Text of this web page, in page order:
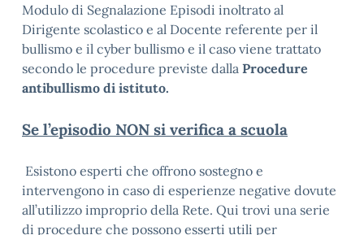
Modulo di Segnalazione Episodi inoltrato al
Dirigente scolastico e al Docente referente per il
bullismo e il cyber bullismo e il caso viene trattato
secondo le procedure previste dalla Procedure
antibullismo di istituto.
Se l’episodio NON si verifica a scuola
Esistono esperti che offrono sostegno e
intervengono in caso di esperienze negative dovute
all’utilizzo improprio della Rete. Qui trovi una serie
di procedure che possono esserti utili per